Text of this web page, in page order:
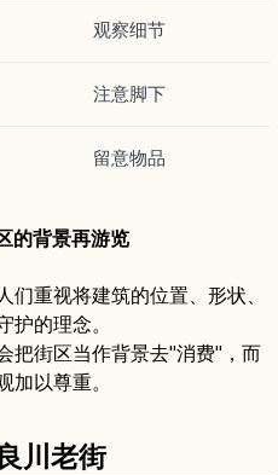
观察细节
注意脚下
留意物品
的背景再游览
重视将建筑的位置、形状、
的理念。
把街区当作背景去"消费"，而
以尊重。
川老街